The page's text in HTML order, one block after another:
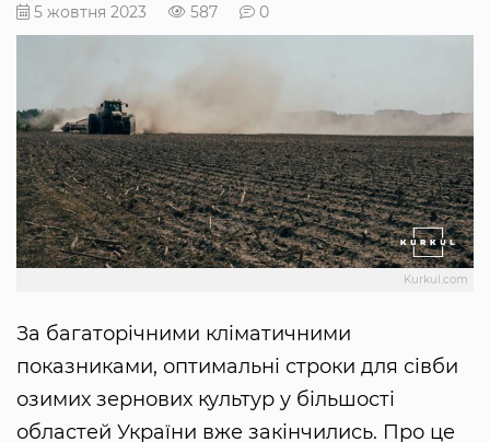
5 жовтня 2023 587 0
Kurkul.com
За багаторічними кліматичними
показниками, оптимальні строки для сівби
озимих зернових культур у більшості
областей України вже закінчились. Про це